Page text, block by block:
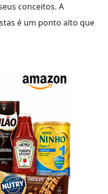
conceitos. A
é um ponto alto que